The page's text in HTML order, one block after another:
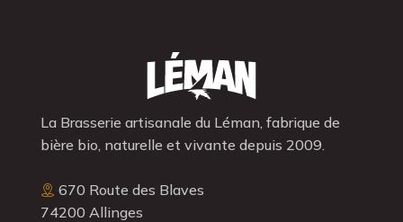
La Brasserie artisanale du Léman, fabrique de
bière bio, naturelle et vivante depuis 2009.
670 Route des Blaves
74200 Allinges